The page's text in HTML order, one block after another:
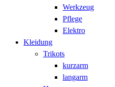
Werkzeug
Pflege
Elektro
Kleidung
Trikots
kurzarm
langarm